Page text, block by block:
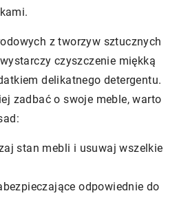
z tworzyw sztucznych
czyszczenie miękką
delikatnego detergentu.
zadbać o swoje meble, warto
stan mebli i usuwaj wszelkie
odpowiednie do